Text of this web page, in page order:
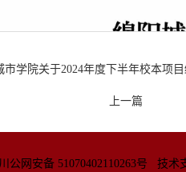
学院关于2024年度下半年校本项
上一篇
川公网安备 51070402110263号 技术